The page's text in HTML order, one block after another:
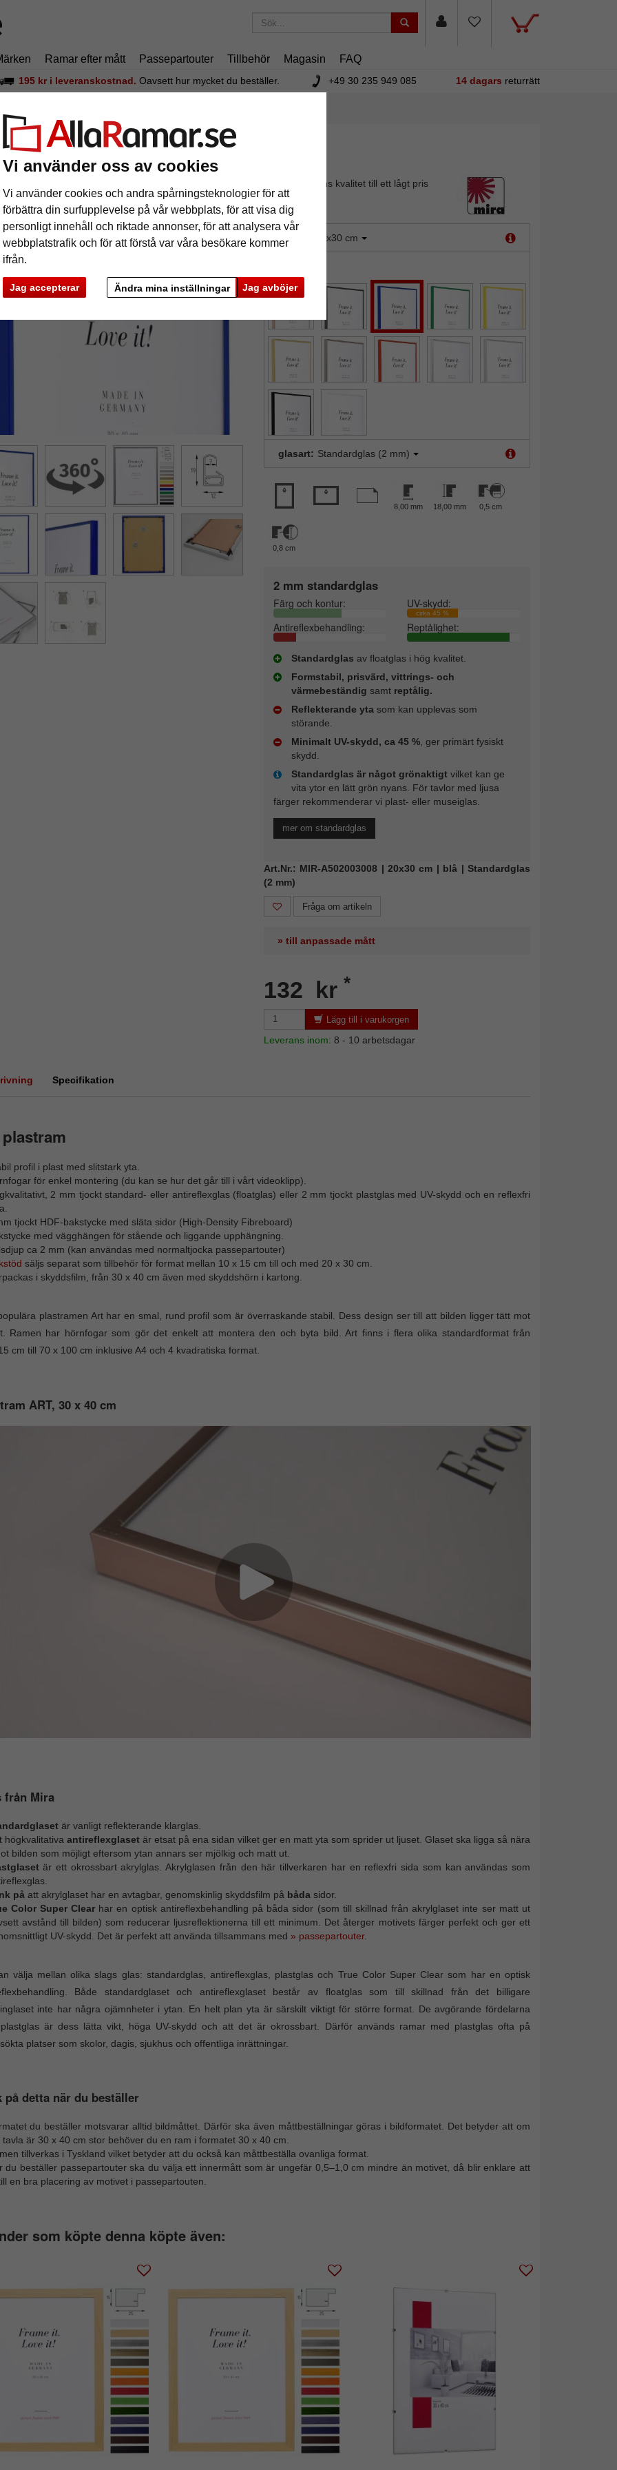
Vi använder oss av cookies
Vi använder cookies och andra spårningsteknologier för att
förbättra din surfupplevelse på vår webbplats, för att visa dig
personligt innehåll och riktade annonser, för att analysera vår
webbplatstrafik och för att förstå var våra besökare kommer
ifrån.
Jag accepterar Jag avböjer
Ändra mina inställningar
Ramar efter mått Passepartouter Tillbehör Magasin FAQ
195 kr i leveranskostnad. Oavsett hur mycket du beställer. +49 30 235 949 085 14 dagars returrätt
ART
Första klassens kvalitet till ett lågt pris
20x30 cm
glasart: Standardglas (2 mm)
8,00 mm 18,00 mm 0,5 cm
0,8 cm
2 mm standardglas
Färg och kontur: UV-skydd:
cirka 45 %
Antireflexbehandling: Reptålighet:
Standardglas av floatglas i hög kvalitet.
Formstabil, prisvärd, vittrings- och
värmebeständig samt reptålig.
Reflekterande yta som kan upplevas som
störande.
Minimalt UV-skydd, ca 45 %, ger primärt fysiskt
skydd.
Standardglas är något grönaktigtvilket kan ge
vita ytor en lätt grön nyans. För tavlor med ljusa
färger rekommenderar vi plast- eller museiglas.
mer om standardglas
Art.Nr.: MIR-A502003008 | 20x30 cm | blå | Standardglas
(2 mm)
Fråga om artikeln
» till anpassade mått
132 kr *
Lägg till i varukorgen
Leverans inom: 8 - 10 arbetsdagar
Specifikation
profil i plast med slitstark yta.
för enkel montering (du kan se hur det går till i vårt videoklipp).
2 mm tjockt standard- eller antireflexglas (floatglas) eller 2 mm tjockt plastglas med UV-skydd och en reflexfri
tjockt HDF-bakstycke med släta sidor (High-Density Fibreboard)
med vägghängen för stående och liggande upphängning.
ca 2 mm (kan användas med normaltjocka passepartouter)
säljs separat som tillbehör för format mellan 10 x 15 cm till och med 20 x 30 cm.
i skyddsfilm, från 30 x 40 cm även med skyddshörn i kartong.
plastramen Art har en smal, rund profil som är överraskande stabil. Dess design ser till att bilden ligger tätt mot
Ramen har hörnfogar som gör det enkelt att montera den och byta bild. Art finns i flera olika standardformat från
cm till 70 x 100 cm inklusive A4 och 4 kvadratiska format.
ART, 30 x 40 cm
från Mira
är vanligt reflekterande klarglas.
högkvalitativa antireflexglasetär etsat på ena sidan vilket ger en matt yta som sprider ut ljuset. Glaset ska ligga så nära
bilden som möjligt eftersom ytan annars ser mjölkig och matt ut.
är ett okrossbart akrylglas. Akrylglasen från den här tillverkaren har en reflexfri sida som kan användas som
på att akrylglaset har en avtagbar, genomskinlig skyddsfilm på båda sidor.
Color Super Clear har en optisk antireflexbehandling på båda sidor (som till skillnad från akrylglaset inte ser matt ut
avstånd till bilden) som reducerar ljusreflektionerna till ett minimum. Det återger motivets färger perfekt och ger ett
UV-skydd. Det är perfekt att använda tillsammans med » passepartouter.
välja mellan olika slags glas: standardglas, antireflexglas, plastglas och True Color Super Clear som har en optisk
Både standardglaset och antireflexglaset består av floatglas som till skillnad från det billigare
inte har några ojämnheter i ytan. En helt plan yta är särskilt viktigt för större format. De avgörande fördelarna
är dess lätta vikt, höga UV-skydd och att det är okrossbart. Därför används ramar med plastglas ofta på
platser som skolor, dagis, sjukhus och offentliga inrättningar.
på detta när du beställer
du beställer motsvarar alltid bildmåttet. Därför ska även måttbeställningar göras i bildformatet. Det betyder att om
tavla är 30 x 40 cm stor behöver du en ram i formatet 30 x 40 cm.
tillverkas i Tyskland vilket betyder att du också kan måttbeställa ovanliga format.
du beställer passepartouter ska du välja ett innermått som är ungefär 0,5–1,0 cm mindre än motivet, då blir enklare att
en bra placering av motivet i passepartouten.
som köpte denna köpte även: